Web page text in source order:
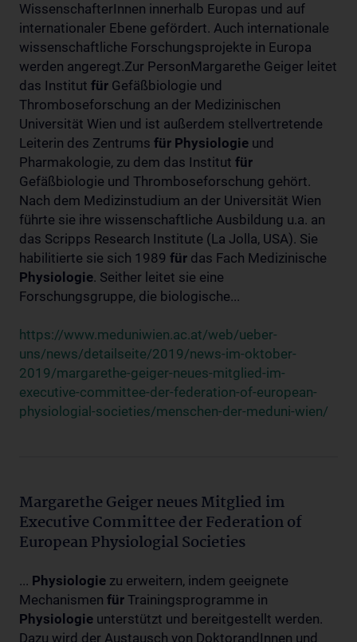
WissenschafterInnen innerhalb Europas und auf
internationaler Ebene gefördert. Auch internationale
wissenschaftliche Forschungsprojekte in Europa
werden angeregt.Zur PersonMargarethe Geiger leitet
das Institut für Gefäßbiologie und
Thromboseforschung an der Medizinischen
Universität Wien und ist außerdem stellvertretende
Leiterin des Zentrums für Physiologie und
Pharmakologie, zu dem das Institut für
Gefäßbiologie und Thromboseforschung gehört.
Nach dem Medizinstudium an der Universität Wien
führte sie ihre wissenschaftliche Ausbildung u.a. an
das Scripps Research Institute (La Jolla, USA). Sie
habilitierte sie sich 1989 für das Fach Medizinische
Physiologie. Seither leitet sie eine
Forschungsgruppe, die biologische...
https://www.meduniwien.ac.at/web/ueber-
uns/news/detailseite/2019/news-im-oktober-
2019/margarethe-geiger-neues-mitglied-im-
executive-committee-der-federation-of-european-
physiologial-societies/menschen-der-meduni-wien/
Margarethe Geiger neues Mitglied im
Executive Committee der Federation of
European Physiologial Societies
... Physiologie zu erweitern, indem geeignete
Mechanismen für Trainingsprogramme in
Physiologie unterstützt und bereitgestellt werden.
Dazu wird der Austausch von DoktorandInnen und